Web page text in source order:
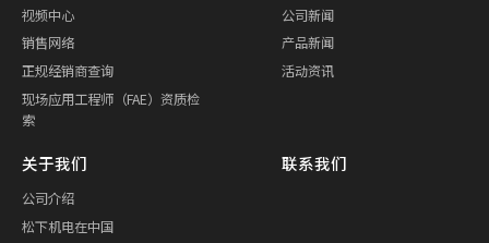
视频中心
销售网络
正规经销商查询
现场应用工程师（FAE）资质检
索
公司新闻
产品新闻
活动资讯
关于我们
公司介绍
松下机电在中国
联系我们